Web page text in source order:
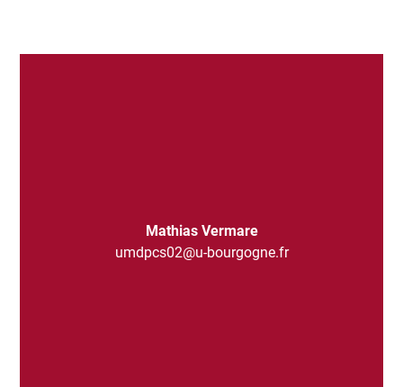
Mathias Vermare
umdpcs02@u-bourgogne.fr